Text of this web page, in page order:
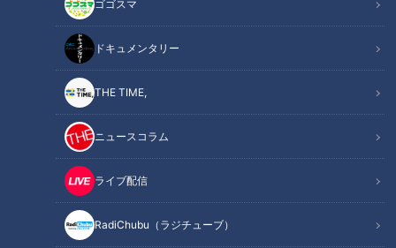
ゴゴスマ
ドキュメンタリー
THE TIME,
ニュースコラム
ライブ配信
RadiChubu（ラジチューブ）
この記事を見たあなたへのおすすめ
【三重300キロ】グラビアアイ
ドルが一般道だけで走ってみた
ドルが一般道だけで走ってみた
⑦